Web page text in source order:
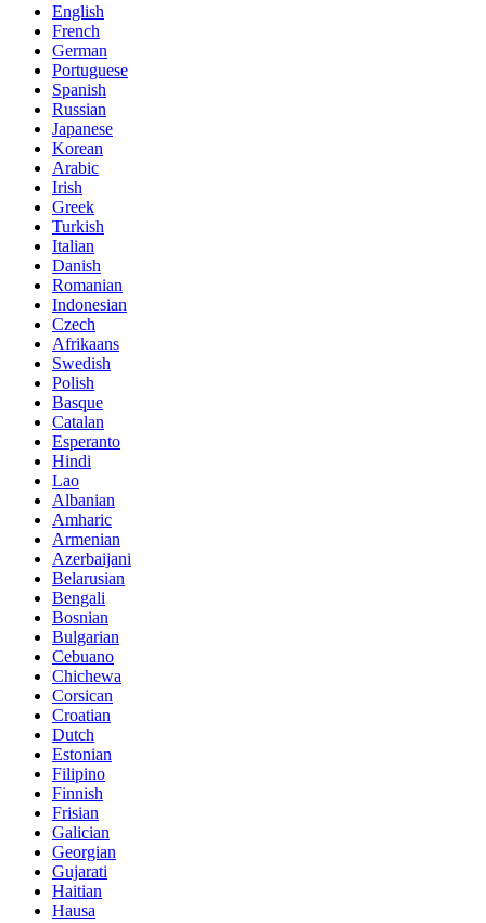
English
French
German
Portuguese
Spanish
Russian
Japanese
Korean
Arabic
Irish
Greek
Turkish
Italian
Danish
Romanian
Indonesian
Czech
Afrikaans
Swedish
Polish
Basque
Catalan
Esperanto
Hindi
Lao
Albanian
Amharic
Armenian
Azerbaijani
Belarusian
Bengali
Bosnian
Bulgarian
Cebuano
Chichewa
Corsican
Croatian
Dutch
Estonian
Filipino
Finnish
Frisian
Galician
Georgian
Gujarati
Haitian
Hausa